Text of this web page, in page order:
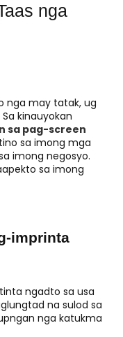
nga
nga may tatak, ug
kinauyokan
sa pag-screen
sa imong mga
imong negosyo.
sa imong
imprinta
ngadto sa usa
na sulod sa
nga katukma